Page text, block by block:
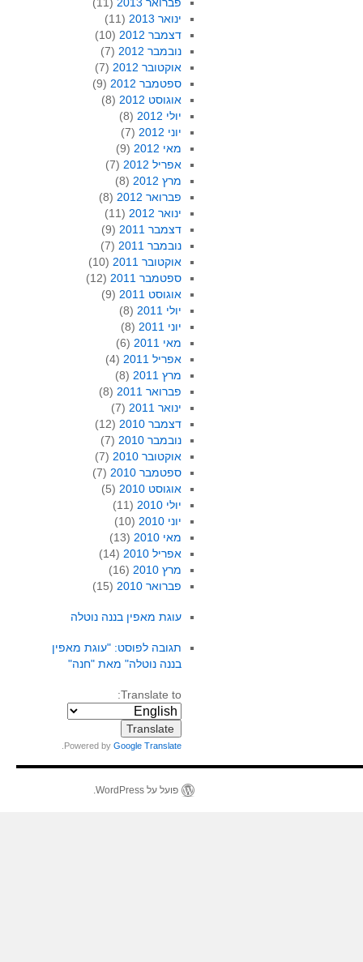
ינואר 2013
(11)
דצמבר 2012
(10)
נובמבר 2012
(7)
אוקטובר 2012
(7)
ספטמבר 2012
(9)
אוגוסט 2012
(8)
יולי 2012
(8)
יוני 2012
(7)
מאי 2012
(9)
אפריל 2012
(7)
מרץ 2012
(8)
פברואר 2012
(8)
ינואר 2012
(11)
דצמבר 2011
(9)
נובמבר 2011
(7)
אוקטובר 2011
(10)
ספטמבר 2011
(12)
אוגוסט 2011
(9)
יולי 2011
(8)
יוני 2011
(8)
מאי 2011
(6)
אפריל 2011
(4)
מרץ 2011
(8)
פברואר 2011
(8)
ינואר 2011
(7)
דצמבר 2010
(12)
נובמבר 2010
(7)
אוקטובר 2010
(7)
ספטמבר 2010
(7)
אוגוסט 2010
(5)
יולי 2010
(11)
יוני 2010
(10)
מאי 2010
(13)
אפריל 2010
(14)
מרץ 2010
(16)
פברואר 2010
(15)
עוגת מאפין בננה נוטלה
תגובה לפוסט: "עוגת מאפין
בננה נוטלה" מאת "חנה"
Translate to:
Powered byGoogle Translate
פועל על WordPress.